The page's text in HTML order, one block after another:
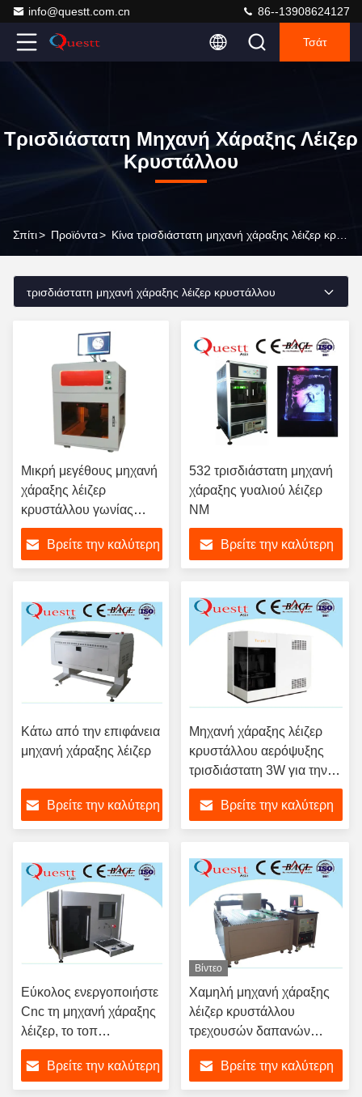
info@questt.com.cn 86--13908624127
Τσάτ
Τρισδιάστατη Μηχανή Χάραξης Λέιζερ
Κρυστάλλου
Σπίτι> Προϊόντα>
τρισδιάστατη μηχανή χάραξης λέιζερ κρυστάλλου
Μικρή μεγέθους μηχανή
χάραξης λέιζερ
κρυστάλλου γωνίας
τρισδιάστατη
Βρείτε την καλύτερη
532 τρισδιάστατη μηχανή
χάραξης γυαλιού λέιζερ
NM
Βρείτε την καλύτερη
Κάτω από την επιφάνεια
μηχανή χάραξης λέιζερ
Βρείτε την καλύτερη
Μηχανή χάραξης λέιζερ
κρυστάλλου αερόψυξης
τρισδιάστατη 3W για την
παραγωγή πορτρέτου
Βρείτε την καλύτερη
Εύκολος ενεργοποιήστε
Cnc τη μηχανή χάραξης
λέιζερ, το τοπ
τρισδιάστατο σταύλο
μηχανών χαρακτικής
λέιζερ
Βρείτε την καλύτερη
Βίντεο
Χαμηλή μηχανή χάραξης
λέιζερ κρυστάλλου
τρεχουσών δαπανών
τρισδιάστατη 0.070.12mm
χαράσσοντας πίσσα
σημείων
Βρείτε την καλύτερη